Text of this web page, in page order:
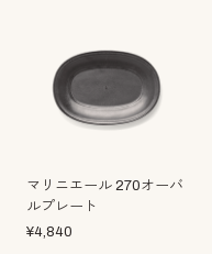
マリニエール 270オーバ
ルプレート
¥4,840